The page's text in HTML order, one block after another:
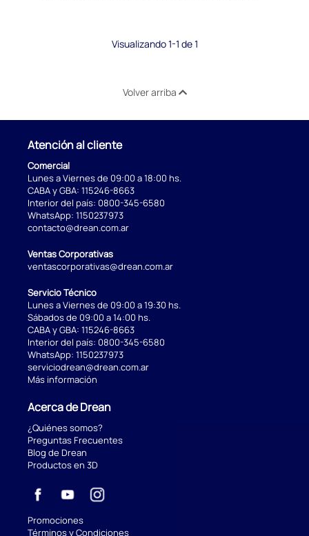
Visualizando 1-1 de 1
Volver arriba
Atención al cliente
Comercial
Lunes a Viernes de 09:00 a 18:00 hs.
CABA y GBA: 115246-8663
Interior del país: 0800-345-6580
WhatsApp: 1150237973
contacto@drean.com.ar
Ventas Corporativas
ventascorporativas@drean.com.ar
Servicio Técnico
Lunes a Viernes de 09:00 a 19:30 hs.
Sábados de 09:00 a 14:00 hs.
CABA y GBA: 115246-8663
Interior del país: 0800-345-6580
WhatsApp: 1150237973
serviciodrean@drean.com.ar
Más información
Acerca de Drean
¿Quiénes somos?
Preguntas Frecuentes
Blog de Drean
Productos en 3D
Promociones
Términos y Condiciones